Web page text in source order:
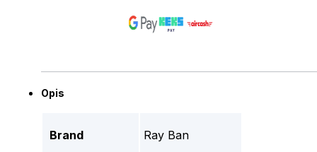
Opis
Brand Ray Ban